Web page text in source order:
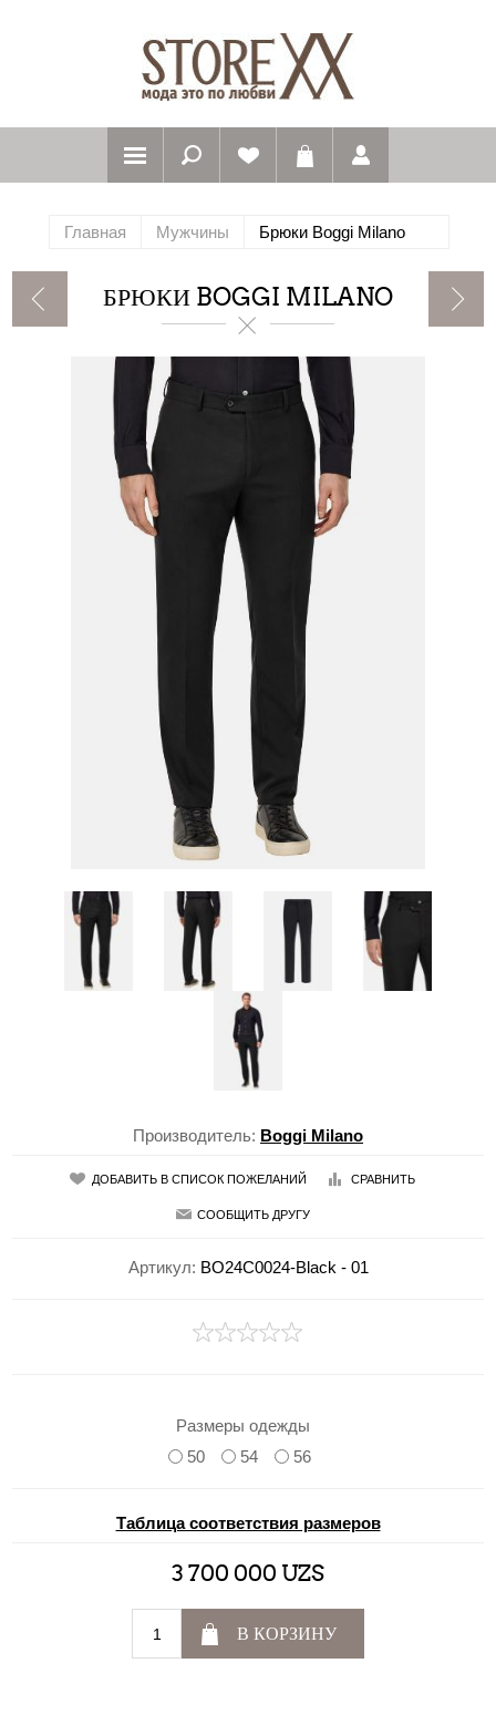
Главная Мужчины Брюки Boggi Milano
БРЮКИ BOGGI MILANO
Производитель: Boggi Milano
ДОБАВИТЬ В СПИСОК ПОЖЕЛАНИЙ СРАВНИТЬ
СООБЩИТЬ ДРУГУ
Артикул: BO24C0024-Black - 01
Размеры одежды
50
54 56
Таблица соответствия размеров
3 700 000 UZS
В КОРЗИНУ